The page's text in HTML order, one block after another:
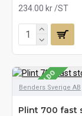
234.00 kr /ST
SE LAGERSALDO
Benders Sverige AB
Plint 700 fast